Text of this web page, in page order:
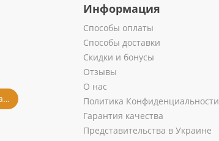
Трансляция из салона
Информация
Способы оплаты
Способы доставки
Скидки и бонусы
Отзывы
О нас
Политика Конфиденциальности
Гарантия качества
Представительства в Украине